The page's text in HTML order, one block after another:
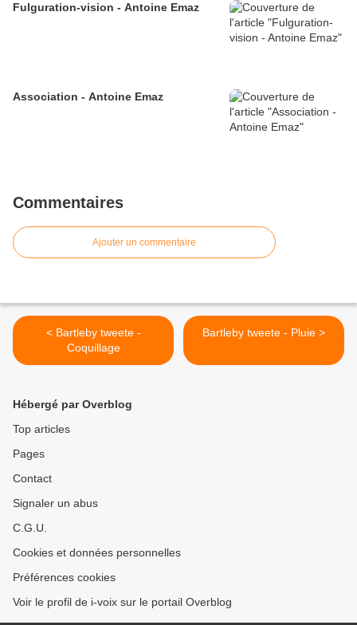
Fulguration-vision - Antoine Emaz
Association - Antoine Emaz
Commentaires
Ajouter un commentaire
< Bartleby tweete -
Coquillage
Bartleby tweete - Pluie >
Hébergé par Overblog
Top articles
Pages
Contact
Signaler un abus
C.G.U.
Cookies et données personnelles
Préférences cookies
Voir le profil de i-voix sur le portail Overblog